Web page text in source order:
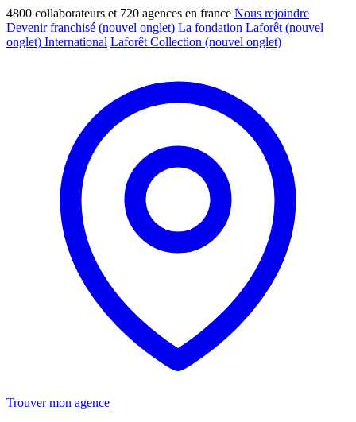
4800 collaborateurs et 720 agences en france Nous rejoindre
Devenir franchisé (nouvel onglet) La fondation Laforêt (nouvel
onglet) International Laforêt Collection (nouvel onglet)
Trouver mon agence